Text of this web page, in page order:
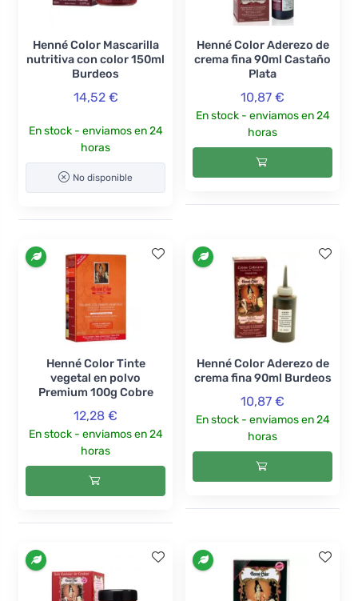
Henné Color Mascarilla
nutritiva con color 150ml
Burdeos
14,52 €
En stock - enviamos en 24
horas
No disponible
Henné Color Aderezo de
crema fina 90ml Castaño
Plata
10,87 €
En stock - enviamos en 24
horas
Henné Color Tinte
vegetal en polvo
Premium 100g Cobre
12,28 €
En stock - enviamos en 24
horas
Henné Color Aderezo de
crema fina 90ml Burdeos
10,87 €
En stock - enviamos en 24
horas